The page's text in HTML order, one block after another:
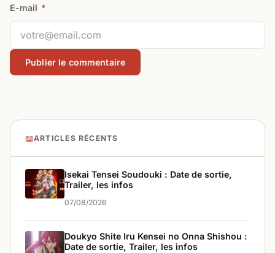
E-mail *
📖ARTICLES RÉCENTS
Isekai Tensei Soudouki : Date de sortie,
Trailer, les infos
07/08/2026
Doukyo Shite Iru Kensei no Onna Shishou :
Date de sortie, Trailer, les infos